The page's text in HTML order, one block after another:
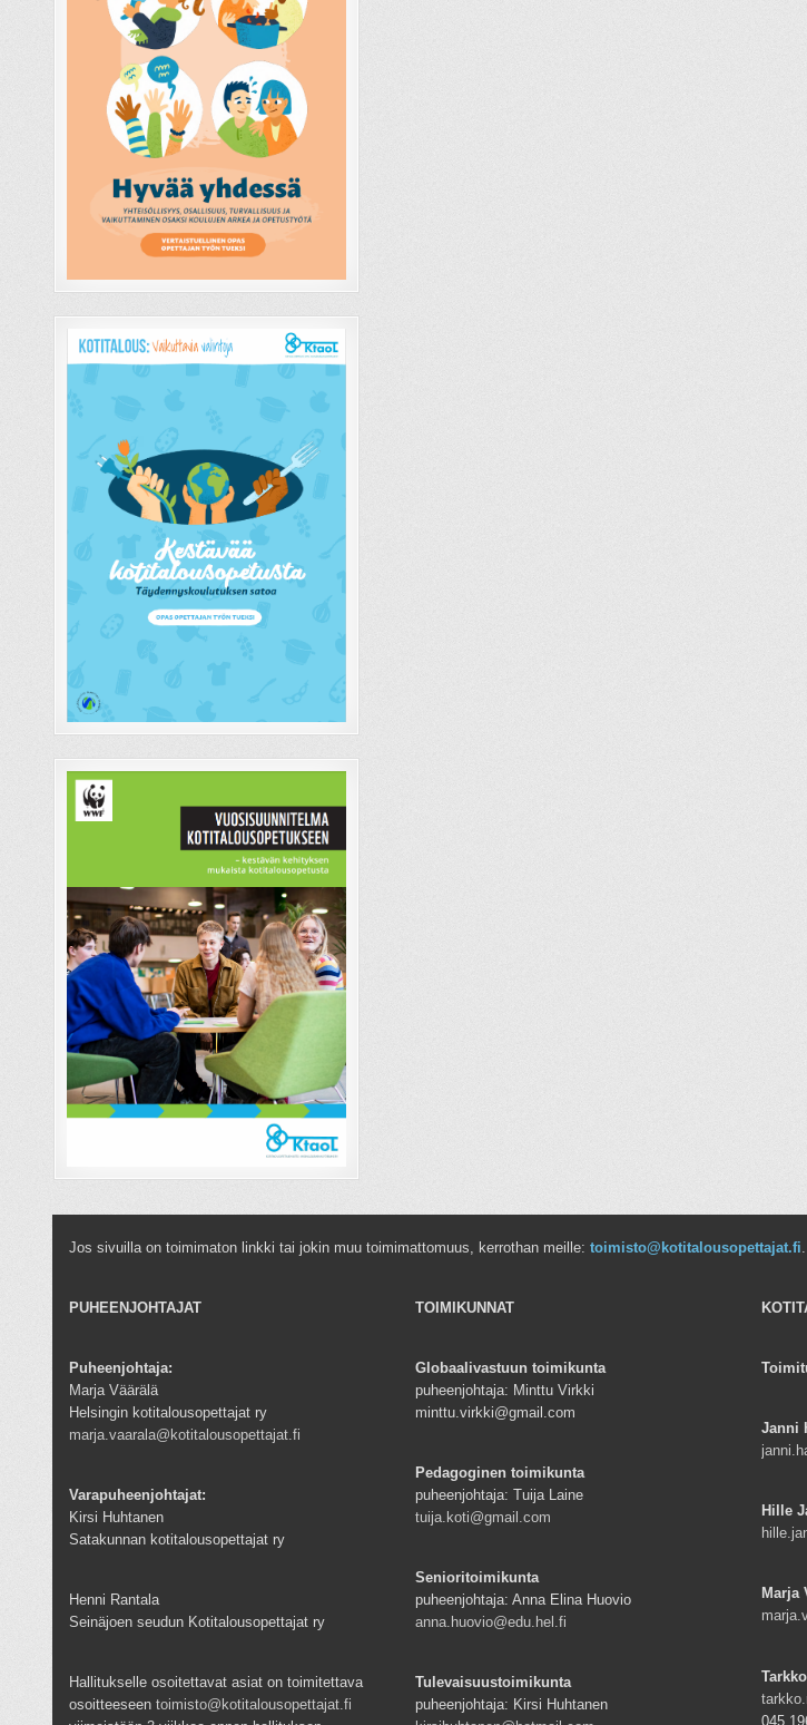
Jos sivuilla on toimimaton linkki tai jokin muu toimimattomuus, kerrothan meille: toimisto@kotitalousopettajat.fi
PUHEENJOHTAJAT
Puheenjohtaja:
Marja Väärälä
Helsingin kotitalousopettajat ry
marja.vaarala@kotitalousopettajat.fi
Varapuheenjohtajat:
Kirsi Huhtanen
Satakunnan kotitalousopettajat ry
Henni Rantala
Seinäjoen seudun Kotitalousopettajat ry
Hallitukselle osoitettavat asiat on toimitettava
osoitteeseentoimisto@kotitalousopettajat.fi
TOIMIKUNNAT
Globaalivastuun toimikunta
puheenjohtaja: Minttu Virkki
minttu.virkki@gmail.com
Pedagoginen toimikunta
puheenjohtaja: Tuija Laine
tuija.koti@gmail.com
Senioritoimikunta
puheenjohtaja: Anna Elina Huovio
anna.huovio@edu.hel.fi
Tulevaisuustoimikunta
puheenjohtaja: Kirsi Huhtanen
Janni
Hille
Marja
045